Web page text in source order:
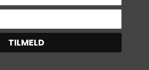
TILMELD